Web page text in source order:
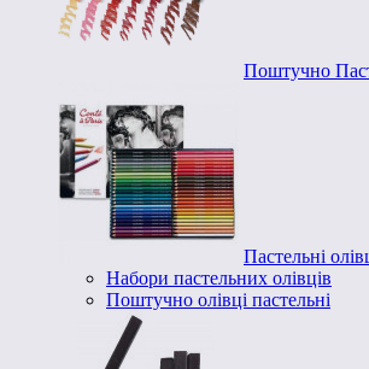
Поштучно
Пастельні
Набори пастельних олівців
Поштучно олівці пастельні